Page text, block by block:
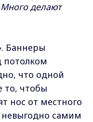
делают
Баннеры
потолком
что одной
то, чтобы
нос от местного
невыгодно самим